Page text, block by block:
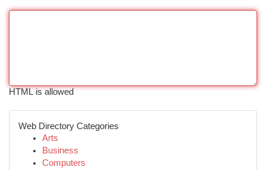
HTML is allowed
Web Directory Categories
Arts
Business
Computers